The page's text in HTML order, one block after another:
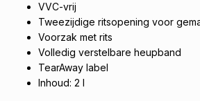
VVC-vrij
Tweezijdige ritsopening voor
Voorzak met rits
Volledig verstelbare heupband
TearAway label
Inhoud: 2 l